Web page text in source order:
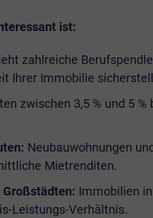
ist:
zahlreiche
Ihrer Immobilie
zwischen 3,5 % und 5
Neubauwohnungen
Mietrenditen.
Großstädten: Immobilien
Leistungs-Verhältnis.